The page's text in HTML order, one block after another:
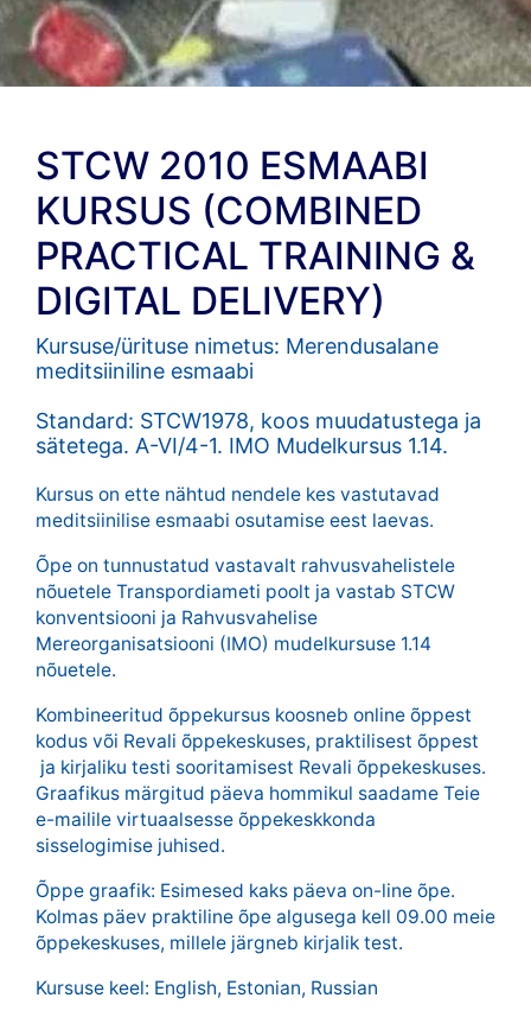
STCW 2010 ESMAABI
KURSUS (COMBINED
PRACTICAL TRAINING &
DIGITAL DELIVERY)
Kursuse/ürituse nimetus: Merendusalane
meditsiiniline esmaabi
Standard: STCW1978, koos muudatustega ja
sätetega. A-VI/4-1. IMO Mudelkursus 1.14.
Kursus on ette nähtud nendele kes vastutavad
meditsiinilise esmaabi osutamise eest laevas.
Õpe on tunnustatud vastavalt rahvusvahelistele
nõuetele Transpordiameti poolt ja vastab STCW
konventsiooni ja Rahvusvahelise
Mereorganisatsiooni (IMO) mudelkursuse 1.14
nõuetele.
Kombineeritud õppekursus koosneb online õppest
kodus või Revali õppekeskuses, praktilisest õppest
ja kirjaliku testi sooritamisest Revali õppekeskuses.
Graafikus märgitud päeva hommikul saadame Teie
e-mailile virtuaalsesse õppekeskkonda
sisselogimise juhised.
Õppe graafik: Esimesed kaks päeva on-line õpe.
Kolmas päev praktiline õpe algusega kell 09.00 meie
õppekeskuses, millele järgneb kirjalik test.
Kursuse keel: English, Estonian, Russian